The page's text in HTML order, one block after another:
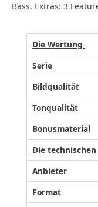
Bass. Extras: 3
Die Wertung
Serie
Bildqualität
Tonqualität
Bonusmaterial
Die
Anbieter
Format